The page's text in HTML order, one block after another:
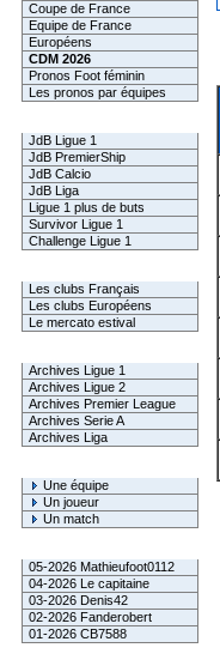
Coupe de France
Equipe de France
Européens
CDM 2026
Pronos Foot féminin
Les pronos par équipes
JdB Ligue 1
JdB PremierShip
JdB Calcio
JdB Liga
Ligue 1 plus de buts
Survivor Ligue 1
Challenge Ligue 1
Les clubs Français
Les clubs Européens
Le mercato estival
Archives Ligue 1
Archives Ligue 2
Archives Premier League
Archives Serie A
Archives Liga
Une équipe
Un joueur
Un match
05-2026 Mathieufoot0112
04-2026 Le capitaine
03-2026 Denis42
02-2026 Fanderobert
01-2026 CB7588